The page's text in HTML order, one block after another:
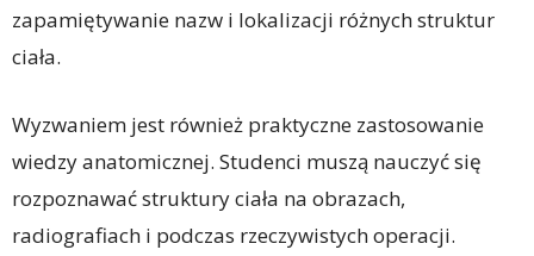
zapamiętywanie nazw i lokalizacji różnych struktur
ciała.
Wyzwaniem jest również praktyczne zastosowanie
wiedzy anatomicznej. Studenci muszą nauczyć się
rozpoznawać struktury ciała na obrazach,
radiografiach i podczas rzeczywistych operacji.